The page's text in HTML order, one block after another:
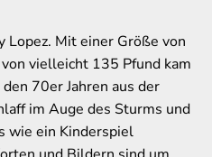
Lopez. Mit einer Größe von
vielleicht 135 Pfund kam
70er Jahren aus der
im Auge des Sturms und
wie ein Kinderspiel